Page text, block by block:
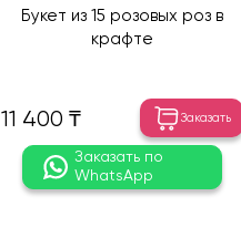
Букет из 15 розовых роз в
крафте
11 400 ₸ Заказать
Заказать по
WhatsApp